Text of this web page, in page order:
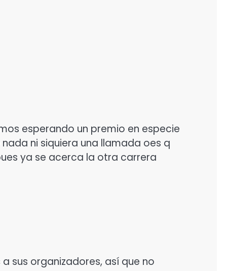
esperando un premio en especie
ni siquiera una llamada oes q
ya se acerca la otra carrera
sus organizadores, así que no